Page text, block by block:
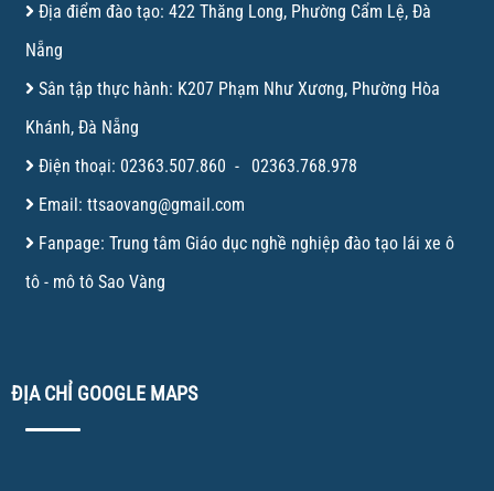
Địa điểm đào tạo: 422 Thăng Long, Phường Cẩm Lệ, Đà
Nẵng
Sân tập thực hành: K207 Phạm Như Xương, Phường Hòa
Khánh, Đà Nẵng
Điện thoại: 02363.507.860 - 02363.768.978
Email: ttsaovang@gmail.com
Fanpage: Trung tâm Giáo dục nghề nghiệp đào tạo lái xe ô
tô - mô tô Sao Vàng
ĐỊA CHỈ GOOGLE MAPS